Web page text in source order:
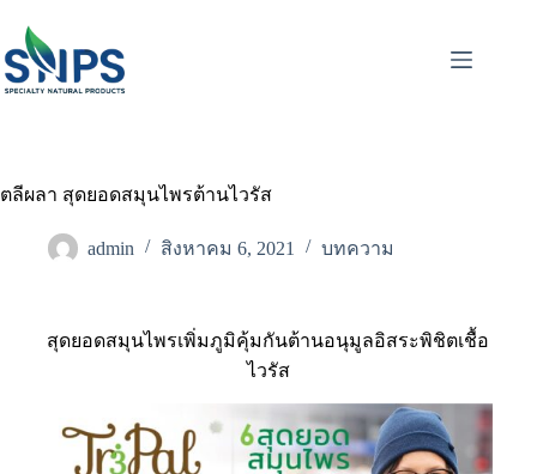
ตลีผลา สุดยอดสมุนไพรต้านไวรัส
admin สิงหาคม 6, 2021 บทความ
สุดยอดสมุนไพรเพิ่มภูมิคุ้มกันต้านอนุมูลอิสระพิชิตเชื้อ
ไวรัส